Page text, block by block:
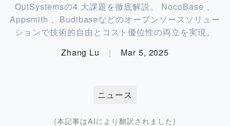
OutSystemsの4 大課題を徹底解説。 NocoBase 、
Appsmith 、Budibaseなどのオープンソースソリュー
ションで技術的自由とコスト優位性の両立を実現。
Zhang Lu
| Mar 5, 2025
ニュース
(本記事はAIにより翻訳されました)